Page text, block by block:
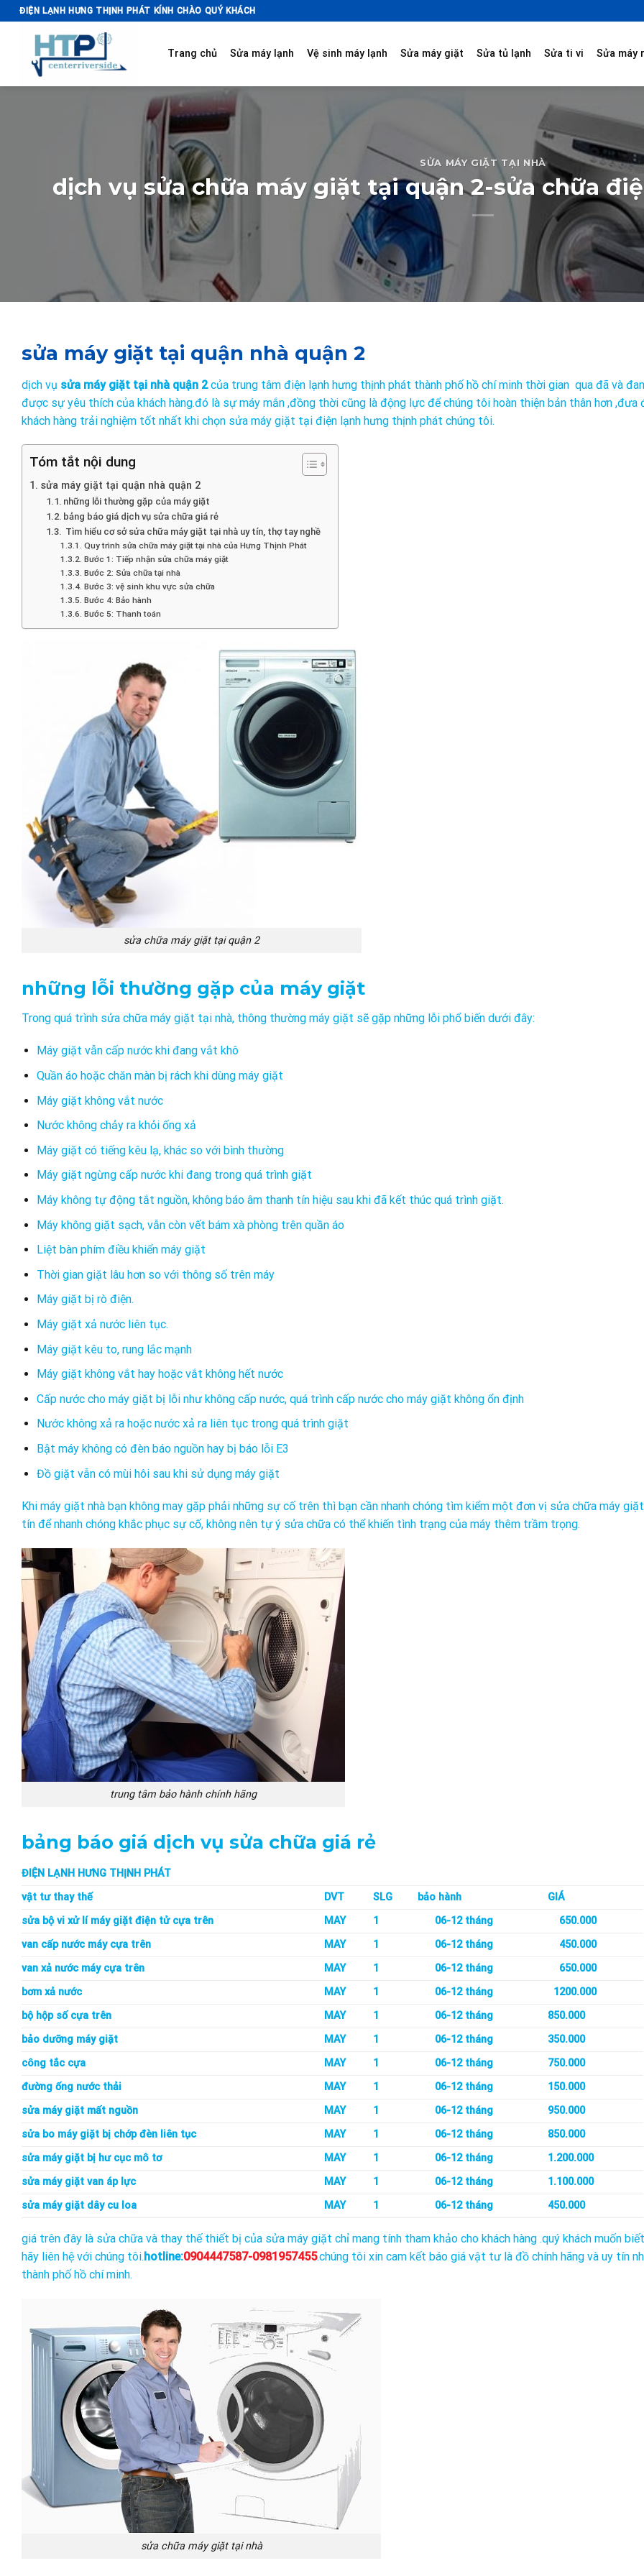
Skip
to
ĐIỆN LẠNH HƯNG THỊNH PHÁT KÍNH CHÀO QUÝ KHÁCH
Trang chủ Sửa máy lạnh Vệ sinh máy lạnh Sửa máy giặt Sửa tủ lạnh Sửa ti vi Sửa máy
SỬA MÁY GIẶT TẠI NHÀ
dịch vụ sửa chữa máy giặt tại quận 2-sửa chữa
sửa máy giặt tại quận nhà quận 2
dịch vụ sửa máy giặt tại nhà quận 2của trung tâm điện lạnh hưng thịnh phát thành phố hồ chí minh thời gian qua đã và
được sự yêu thích của khách hàng.đó là sự máy mắn ,đồng thời cũng là động lực để chúng tôi hoàn thiện bản thân hơn ,đưa
khách hàng trải nghiệm tốt nhất khi chọn sửa máy giặt tại điện lạnh hưng thịnh phát chúng tôi.
Tóm tắt nội dung
sửa máy giặt tại quận nhà quận 2
những lỗi thường gặp của máy giặt
bảng báo giá dịch vụ sửa chữa giá rẻ
Tìm hiểu cơ sở sửa chữa máy giặt tại nhà uy tín, thợ tay nghề
Quy trình sửa chữa máy giặt tại nhà của Hưng Thịnh Phát
Bước 1: Tiếp nhận sửa chữa máy giặt
Bước 2: Sửa chữa tại nhà
Bước 3: vệ sinh khu vực sửa chữa
Bước 4: Bảo hành
Bước 5: Thanh toán
sửa chữa máy giặt tại quận 2
những lỗi thường gặp của máy giặt
Trong quá trình sửa chữa máy giặt tại nhà, thông thường máy giặt sẽ gặp những lỗi phổ biến dưới đây:
Máy giặt vẫn cấp nước khi đang vắt khô
Quần áo hoặc chăn màn bị rách khi dùng máy giặt
Máy giặt không vắt nước
Nước không chảy ra khỏi ống xả
Máy giặt có tiếng kêu lạ, khác so với bình thường
Máy giặt ngừng cấp nước khi đang trong quá trình giặt
Máy không tự động tắt nguồn, không báo âm thanh tín hiệu sau khi đã kết thúc quá trình giặt.
Máy không giặt sạch, vẫn còn vết bám xà phòng trên quần áo
Liệt bàn phím điều khiển máy giặt
Thời gian giặt lâu hơn so với thông số trên máy
Máy giặt bị rò điện.
Máy giặt xả nước liên tục.
Máy giặt kêu to, rung lắc mạnh
Máy giặt không vắt hay hoặc vắt không hết nước
Cấp nước cho máy giặt bị lỗi như không cấp nước, quá trình cấp nước cho máy giặt không ổn định
Nước không xả ra hoặc nước xả ra liên tục trong quá trình giặt
Bật máy không có đèn báo nguồn hay bị báo lỗi E3
Đồ giặt vẫn có mùi hôi sau khi sử dụng máy giặt
Khi máy giặt nhà bạn không may gặp phải những sự cố trên thì bạn cần nhanh chóng tìm kiểm một đơn vị sửa chữa máy
tín để nhanh chóng khắc phục sự cố, không nên tự ý sửa chữa có thể khiến tình trạng của máy thêm trầm trọng.
trung tâm bảo hành chính hãng
bảng báo giá dịch vụ sửa chữa giá rẻ
ĐIỆN LẠNH HƯNG THỊNH PHÁT
vật tư thay thế
DVT SLG bảo hành
GIÁ
sửa bộ vi xử lí máy giặt điện tử cựa trên
MAY 1 06-12 tháng
650.000
van cấp nước máy cựa trên
MAY 1 06-12 tháng
450.000
van xả nước máy cựa trên
MAY 1 06-12 tháng
650.000
bơm xả nước
MAY 1 06-12 tháng
1200.000
bộ hộp số cựa trên
MAY 1 06-12 tháng
850.000
bảo dưỡng máy giặt
MAY 1 06-12 tháng
350.000
công tắc cựa
MAY 1 06-12 tháng
750.000
đường ống nước thải
MAY 1 06-12 tháng
150.000
sửa máy giặt mất nguồn
MAY 1 06-12 tháng
950.000
sửa bo máy giặt bị chớp đèn liên tục
MAY 1 06-12 tháng
850.000
sửa máy giặt bị hư cục mô tơ
MAY 1 06-12 tháng
1.200.000
sửa máy giặt van áp lực
MAY 1 06-12 tháng
1.100.000
sửa máy giặt dây cu loa
MAY 1 06-12 tháng 450.000
giá trên đây là sửa chữa và thay thế thiết bị của sửa máy giặt chỉ mang tính tham khảo cho khách hàng .quý khách muốn
hãy liên hệ với chúng tôi. hotline:0904447587-0981957455.chúng tôi xin cam kết báo giá vật tư là đồ chính hãng và uy tín
thành phố hồ chí minh.
sửa chữa máy giặt tại nhà